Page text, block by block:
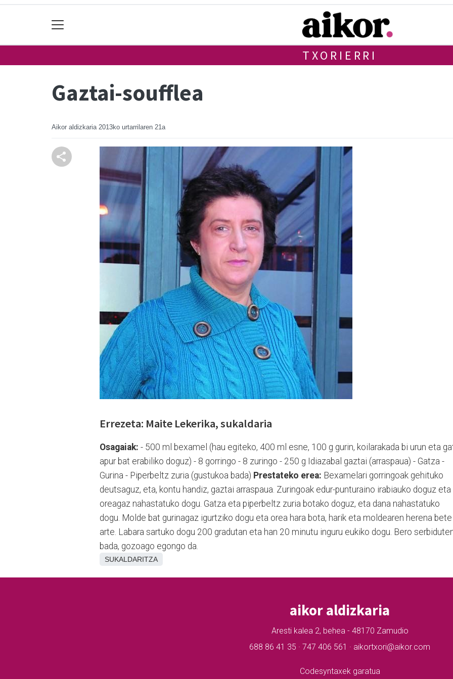
TXORIERRI
Gaztai-soufflea
Aikor aldizkaria 2013ko urtarrilaren 21a
Errezeta: Maite Lekerika, sukaldaria
Osagaiak: - 500 ml bexamel (hau egiteko, 400 ml esne, 100 g gurin, koilarakada bi urun eta
apur bat erabiliko doguz) - 8 gorringo - 8 zuringo - 250 g Idiazabal gaztai (arraspaua) - Gatza -
Gurina - Piperbeltz zuria (gustukoa bada) Prestateko erea: Bexamelari gorringoak gehituko
deutsaguz, eta, kontu handiz, gaztai arraspaua. Zuringoak edur-punturaino irabiauko doguz eta
oreagaz nahastatuko dogu. Gatza eta piperbeltz zuria botako doguz, eta dana nahastatuko
dogu. Molde bat gurinagaz igurtziko dogu eta orea hara bota, harik eta moldearen herena bete
arte. Labara sartuko dogu 200 gradutan eta han 20 minutu inguru eukiko dogu. Bero
bada, gozoago egongo da.
SUKALDARITZA
aikor aldizkaria
Aresti kalea 2, behea - 48170 Zamudio
688 86 41 35 · 747 406 561 · aikortxori@aikor.com
Codesyntaxek garatua